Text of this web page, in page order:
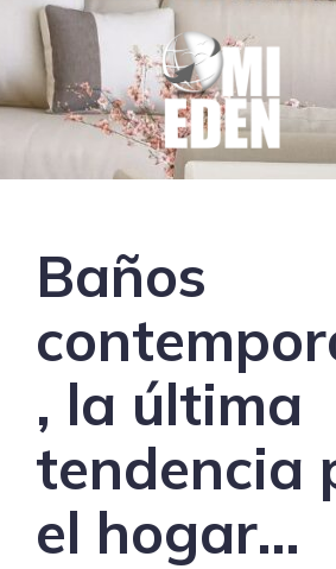
Baños
, la última
tendencia
el hogar…